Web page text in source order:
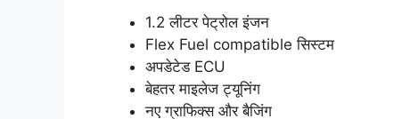
1.2 लीटर पेट्रोल इंजन
Flex Fuel compatible सिस्टम
अपडेटेड ECU
बेहतर माइलेज ट्यूनिंग
नए ग्राफिक्स और बैजिंग